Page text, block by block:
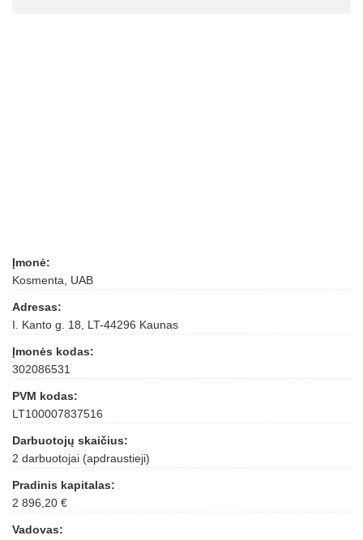
Įmonė:
Kosmenta, UAB
Adresas:
I. Kanto g. 18, LT-44296 Kaunas
Įmonės kodas:
302086531
PVM kodas:
LT100007837516
Darbuotojų skaičius:
2 darbuotojai (apdraustieji)
Pradinis kapitalas:
2 896,20 €
Vadovas: